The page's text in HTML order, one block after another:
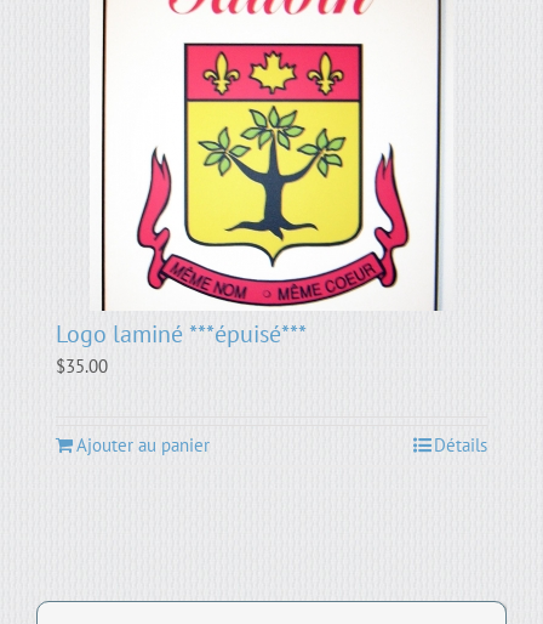
Logo laminé ***épuisé***
$35.00
Ajouter au panier Détails